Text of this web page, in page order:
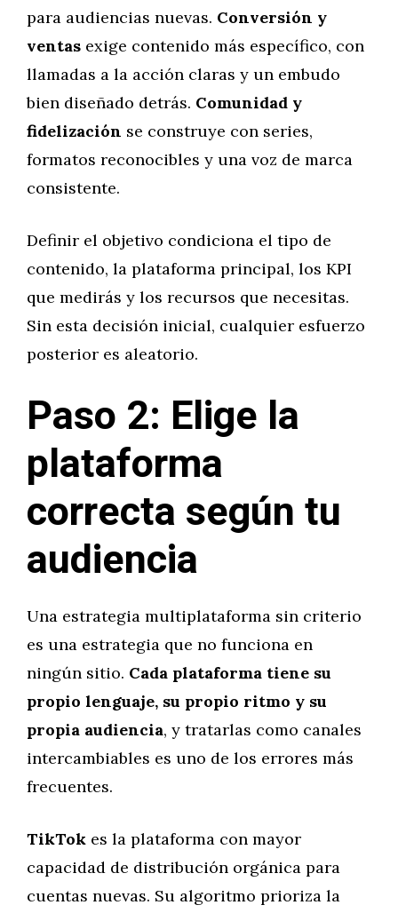
para audiencias nuevas. Conversión y
ventas exige contenido más específico, con
llamadas a la acción claras y un embudo
bien diseñado detrás. Comunidad y
fidelización se construye con series,
formatos reconocibles y una voz de marca
consistente.
Definir el objetivo condiciona el tipo de
contenido, la plataforma principal, los KPI
que medirás y los recursos que necesitas.
Sin esta decisión inicial, cualquier esfuerzo
posterior es aleatorio.
Paso 2: Elige la
plataforma
correcta según tu
audiencia
Una estrategia multiplataforma sin criterio
es una estrategia que no funciona en
ningún sitio. Cada plataforma tiene su
propio lenguaje, su propio ritmo y su
propia audiencia, y tratarlas como canales
intercambiables es uno de los errores más
frecuentes.
TikTok es la plataforma con mayor
capacidad de distribución orgánica para
cuentas nuevas. Su algoritmo prioriza la